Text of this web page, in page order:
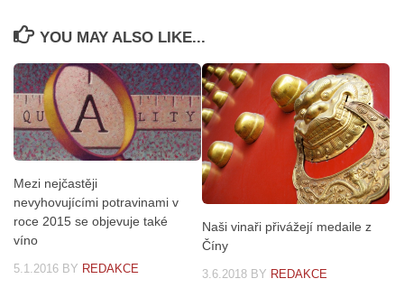
YOU MAY ALSO LIKE...
Mezi nejčastěji
nevyhovujícími potravinami v
roce 2015 se objevuje také
víno
5.1.2016 BY REDAKCE
Naši vinaři přivážejí medaile z
Číny
3.6.2018 BY REDAKCE